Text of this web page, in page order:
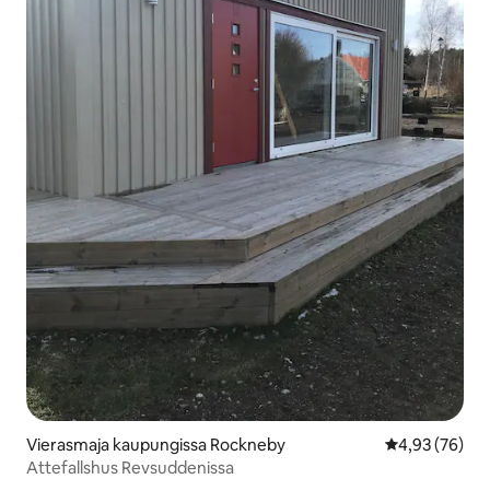
Vierasmaja kaupungissa Rockneby
4,93 (76)
Attefallshus Revsuddenissa